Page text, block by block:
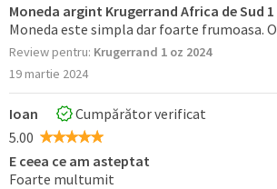
Moneda argint Krugerrand Africa de Sud 1
Moneda este simpla dar foarte frumoasa.
Review pentru: Krugerrand 1 oz 2024
19 martie 2024
Ioan
Cumpărător verificat
5.00
E ceea ce am asteptat
Foarte multumit